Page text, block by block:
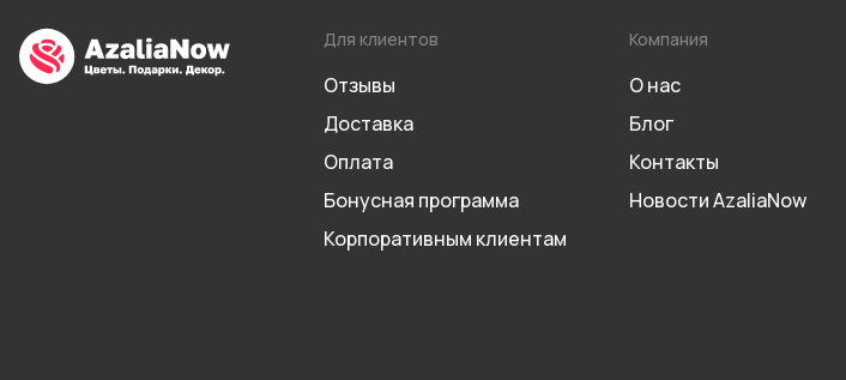
Для клиентов
Отзывы
Доставка
Оплата
Бонусная программа
Корпоративным клиентам
Компания
О нас
Блог
Контакты
Новости AzaliaNow